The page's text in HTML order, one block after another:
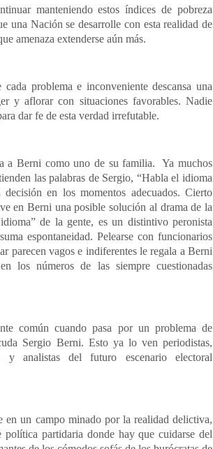
manteniendo estos índices de pobreza
una Nación se desarrolle con esta realidad de
amenaza extenderse aún más.
problema e inconveniente descansa una
y aflorar con situaciones favorables. Nadie
dar fe de esta verdad irrefutable.
a Berni como uno de su familia. Ya muchos
las palabras de Sergio, “Habla el idioma
en los momentos adecuados. Cierto
en Berni una posible solución al drama de la
de la gente, es un distintivo peronista
espontaneidad. Pelearse con funcionarios
parecen vagos e indiferentes le regala a Berni
los números de las siempre cuestionadas
común cuando pasa por un problema de
Sergio Berni. Esto ya lo ven periodistas,
y analistas del futuro escenario electoral
en un campo minado por la realidad delictiva,
política partidaria donde hay que cuidarse del